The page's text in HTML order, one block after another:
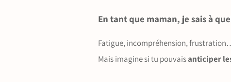
En tant que maman, je sais à
Fatigue, incompréhension,
Mais imagine si tu pouvaisanticiper